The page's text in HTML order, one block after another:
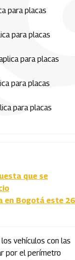
para placas
para placas
para placas
para placas
para placas
que se
en Bogotá este 26
vehículos con las
por el perímetro